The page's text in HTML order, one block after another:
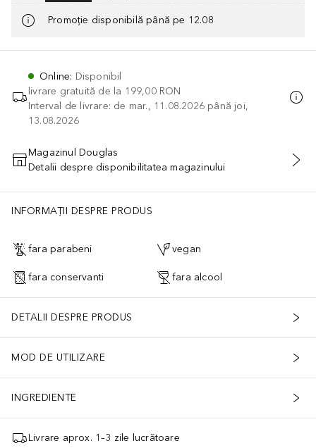
Promoție disponibilă până pe 12.08
Online: Disponibil
livrare gratuită de la 199,00 RON
Interval de livrare: de mar., 11.08.2026 până joi,
13.08.2026
ADĂUGAȚI ÎN COŞ
Magazinul Douglas
Detalii despre disponibilitatea magazinului
INFORMAȚII DESPRE PRODUS
fara parabeni vegan
fara conservanti fara alcool
DETALII DESPRE PRODUS
MOD DE UTILIZARE
INGREDIENTE
Livrare aprox. 1–3 zile lucrătoare